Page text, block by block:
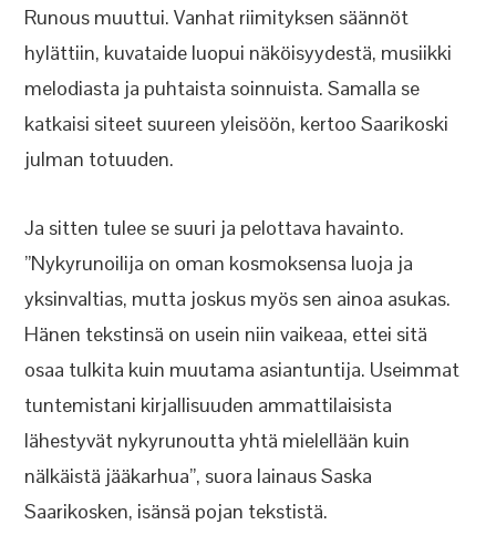
Runous muuttui. Vanhat riimityksen säännöt
hylättiin, kuvataide luopui näköisyydestä, musiikki
melodiasta ja puhtaista soinnuista. Samalla se
katkaisi siteet suureen yleisöön, kertoo Saarikoski
julman totuuden.
Ja sitten tulee se suuri ja pelottava havainto.
”Nykyrunoilija on oman kosmoksensa luoja ja
yksinvaltias, mutta joskus myös sen ainoa asukas.
Hänen tekstinsä on usein niin vaikeaa, ettei sitä
osaa tulkita kuin muutama asiantuntija. Useimmat
tuntemistani kirjallisuuden ammattilaisista
lähestyvät nykyrunoutta yhtä mielellään kuin
nälkäistä jääkarhua”, suora lainaus Saska
Saarikosken, isänsä pojan tekstistä.